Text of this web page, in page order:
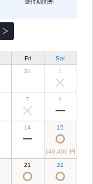
受付期間外
Fri Sat
31 1
7 8
14 15
140,400 円
21 22